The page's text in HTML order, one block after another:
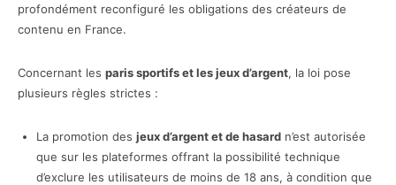
profondément reconfiguré les obligations des créateurs de
contenu en France.
Concernant les paris sportifs et les jeux d’argent, la loi pose
plusieurs règles strictes :
La promotion des jeux d’argent et de hasard n’est autorisée
que sur les plateformes offrant la possibilité technique
d’exclure les utilisateurs de moins de 18 ans, à condition que